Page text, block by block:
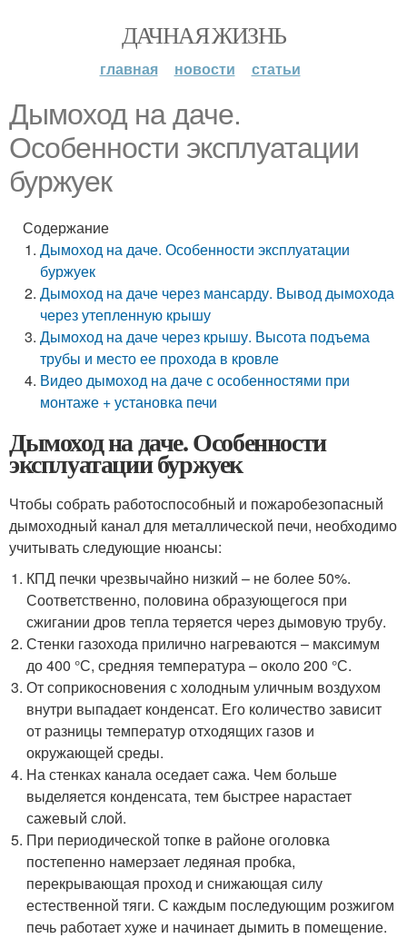
ДАЧНАЯ ЖИЗНЬ
главная новости статьи
Дымоход на даче.
Особенности эксплуатации
буржуек
Содержание
Дымоход на даче. Особенности эксплуатации
буржуек
Дымоход на даче через мансарду. Вывод дымохода
через утепленную крышу
Дымоход на даче через крышу. Высота подъема
трубы и место ее прохода в кровле
Видео дымоход на даче с особенностями при
монтаже + установка печи
Дымоход на даче. Особенности
эксплуатации буржуек
Чтобы собрать работоспособный и пожаробезопасный
дымоходный канал для металлической печи, необходимо
учитывать следующие нюансы:
КПД печки чрезвычайно низкий – не более 50%.
Соответственно, половина образующегося при
сжигании дров тепла теряется через дымовую трубу.
Стенки газохода прилично нагреваются – максимум
до 400 °С, средняя температура – около 200 °С.
От соприкосновения с холодным уличным воздухом
внутри выпадает конденсат. Его количество зависит
от разницы температур отходящих газов и
окружающей среды.
На стенках канала оседает сажа. Чем больше
выделяется конденсата, тем быстрее нарастает
сажевый слой.
При периодической топке в районе оголовка
постепенно намерзает ледяная пробка,
перекрывающая проход и снижающая силу
естественной тяги. С каждым последующим розжигом
печь работает хуже и начинает дымить в помещение.